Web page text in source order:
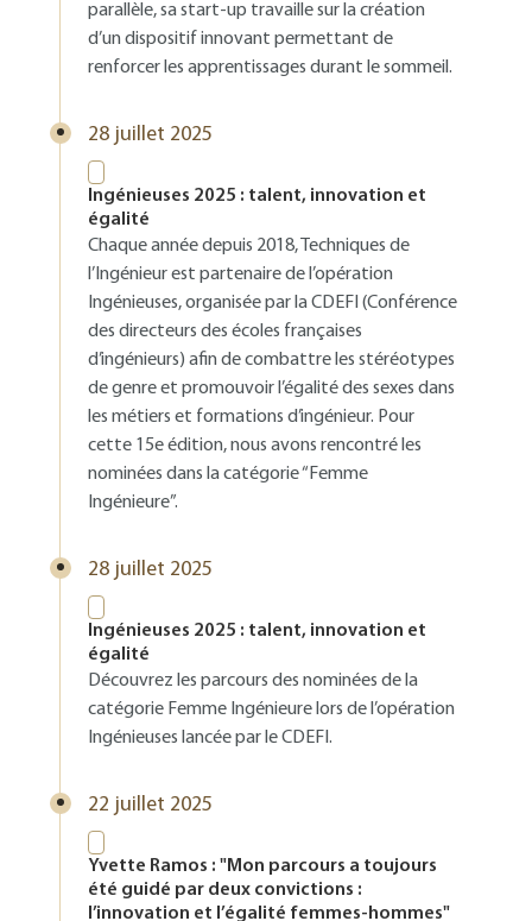
parallèle, sa start-up travaille sur la création
d’un dispositif innovant permettant de
renforcer les apprentissages durant le sommeil.
28 juillet 2025
Ingénieuses 2025 : talent, innovation et
égalité
Chaque année depuis 2018, Techniques de
l’Ingénieur est partenaire de l’opération
Ingénieuses, organisée par la CDEFI (Conférence
des directeurs des écoles françaises
d’ingénieurs) afin de combattre les stéréotypes
de genre et promouvoir l’égalité des sexes dans
les métiers et formations d’ingénieur. Pour
cette 15e édition, nous avons rencontré les
nominées dans la catégorie “Femme
Ingénieure”.
28 juillet 2025
Ingénieuses 2025 : talent, innovation et
égalité
Découvrez les parcours des nominées de la
catégorie Femme Ingénieure lors de l’opération
Ingénieuses lancée par le CDEFI.
22 juillet 2025
Yvette Ramos : "Mon parcours a toujours
été guidé par deux convictions :
l’innovation et l’égalité femmes-hommes"